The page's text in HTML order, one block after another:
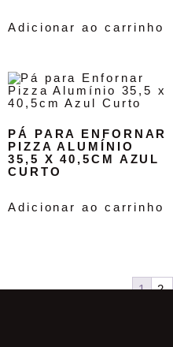
Adicionar ao carrinho
PÁ PARA ENFORNAR
PIZZA ALUMÍNIO
35,5 X 40,5CM AZUL
CURTO
Adicionar ao carrinho
1 2